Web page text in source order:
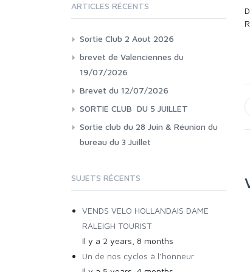
Sortie Club 2 Aout 2026
Dominique_d
ARTICLES RÉCENTS
Sortie Club 2 Aout 2026
brevet de Valenciennes du
19/07/2026
Brevet du 12/07/2026
SORTIE CLUB DU 5 JUILLET
Sortie club du 28 Juin & Réunion du
bureau du 3 Juillet
SUJETS RÉCENTS
VENDS VELO HOLLANDAIS DAME
RALEIGH TOURIST
Il y a 2 years, 8 months
Un de nos cyclos à l’honneur